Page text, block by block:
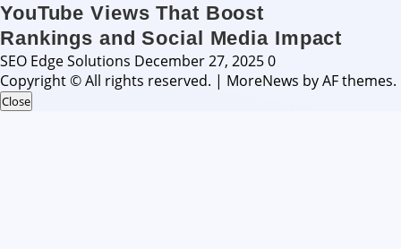
YouTube Views That Boost
Rankings and Social Media Impact
SEO Edge Solutions December 27, 20250
Copyright © All rights reserved. | MoreNews by AF themes.
Close